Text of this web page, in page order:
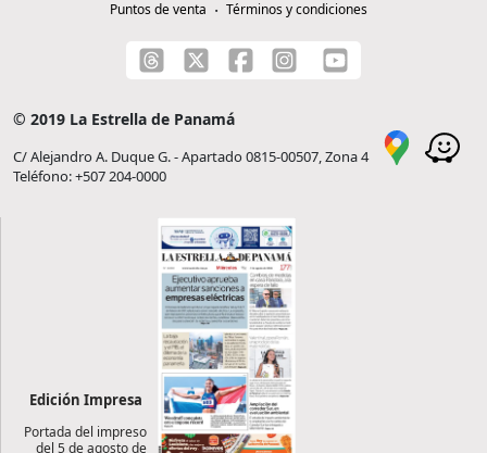
Puntos de venta
Términos y condiciones
© 2019 La Estrella de Panamá
C/ Alejandro A. Duque G. - Apartado 0815-00507, Zona 4
Teléfono: +507 204-0000
Edición Impresa
Portada del impreso
del 5 de agosto de